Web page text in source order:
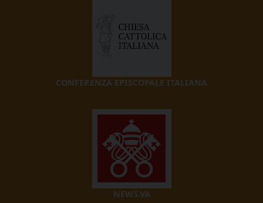
CONFERENZA EPISCOPALE ITALIANA
NEWS.VA